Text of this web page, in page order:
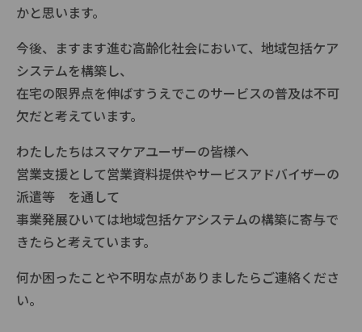
かと思います。
今後、ますます進む高齢化社会において、地域包括ケア
システムを構築し、
在宅の限界点を伸ばすうえでこのサービスの普及は不可
欠だと考えています。
わたしたちはスマケアユーザーの皆様へ
営業支援として営業資料提供やサービスアドバイザーの
派遣等 を通して
事業発展ひいては地域包括ケアシステムの構築に寄与で
きたらと考えています。
何か困ったことや不明な点がありましたらご連絡くださ
い。